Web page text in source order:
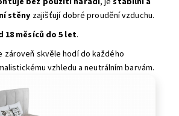
stěny zajišťují dobré proudění vzduchu.
18 měsíců do 5 let.
zároveň skvěle hodí do každého
vzhledu a neutrálním barvám.